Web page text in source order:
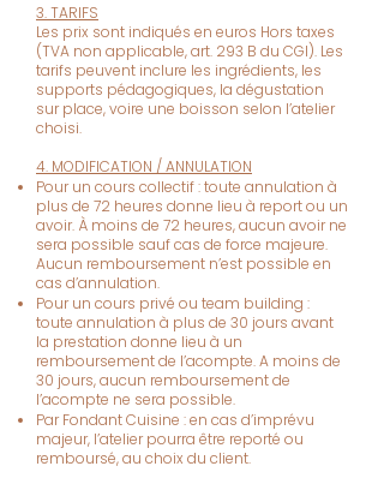
3. TARIFS
Les prix sont indiqués en euros Hors taxes
(TVA non applicable, art. 293 B du CGI). Les
tarifs peuvent inclure les ingrédients, les
supports pédagogiques, la dégustation
sur place, voire une boisson selon l’atelier
choisi.
4. MODIFICATION / ANNULATION
Pour un cours collectif : toute annulation à
plus de 72 heures donne lieu à report ou un
avoir. À moins de 72 heures, aucun avoir ne
sera possible sauf cas de force majeure.
Aucun remboursement n’est possible en
cas d’annulation.
Pour un cours privé ou team building :
toute annulation à plus de 30 jours avant
la prestation donne lieu à un
remboursement de l’acompte. A moins de
30 jours, aucun remboursement de
l’acompte ne sera possible.
Par Fondant Cuisine : en cas d’imprévu
majeur, l’atelier pourra être reporté ou
remboursé, au choix du client.